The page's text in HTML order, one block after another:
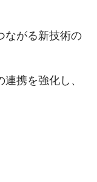
ながる新技術の
携を強化し、